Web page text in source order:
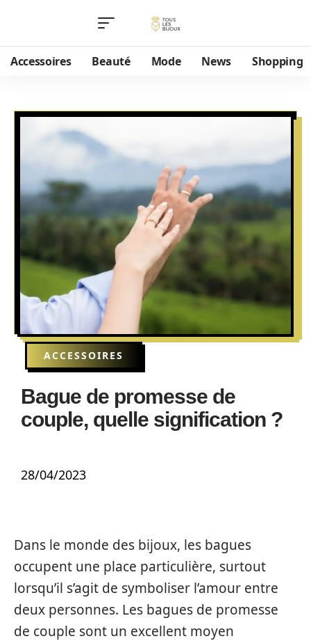
Accessoires Beauté Mode News Shopping
ACCESSOIRES
Bague de promesse de
couple, quelle signification ?
28/04/2023
Dans le monde des bijoux, les bagues
occupent une place particulière, surtout
lorsqu’il s’agit de symboliser l’amour entre
deux personnes. Les bagues de promesse
de couple sont un excellent moyen